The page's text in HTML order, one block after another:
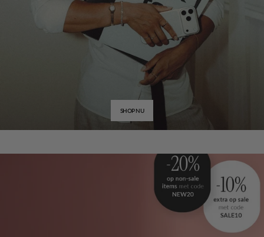
9To5 Edit
Elevate Your Workwear
SHOP NU
Extra korting